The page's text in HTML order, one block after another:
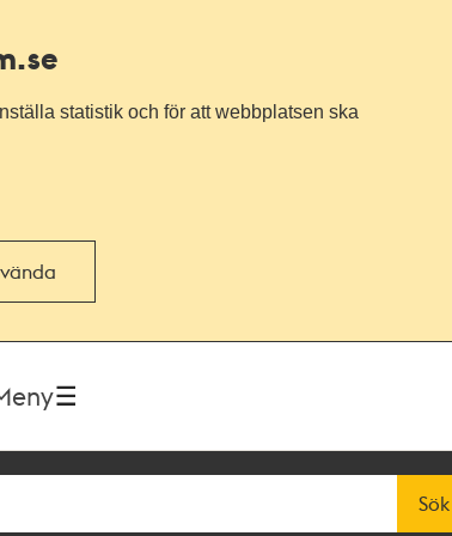
statistik och för att webbplatsen ska
Sök